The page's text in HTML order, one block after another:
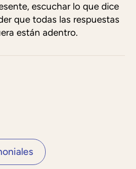
escuchar lo que dice
que todas las respuestas
están adentro.